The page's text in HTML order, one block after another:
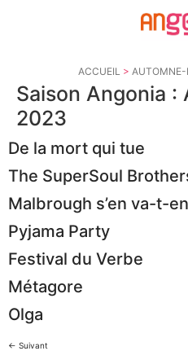
ACCUEIL >
Saison Angonia :
2023
De la mort qui tue
The SuperSoul
Malbrough s’en va-t-
Pyjama Party
Festival du Verbe
Métagore
Olga
← Suivant